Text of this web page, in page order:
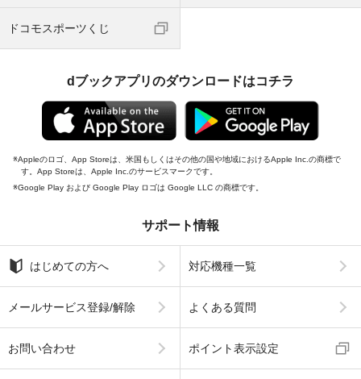
ドコモスポーツくじ
dブックアプリのダウンロードはコチラ
Appleのロゴ、App Storeは、米国もしくはその他の国や地域におけるApple Inc.の商標で
す。App Storeは、Apple Inc.のサービスマークです。
Google Play および Google Play ロゴは Google LLC の商標です。
サポート情報
はじめての方へ 対応機種一覧
メールサービス登録/解除 よくある質問
お問い合わせ ポイント表示設定